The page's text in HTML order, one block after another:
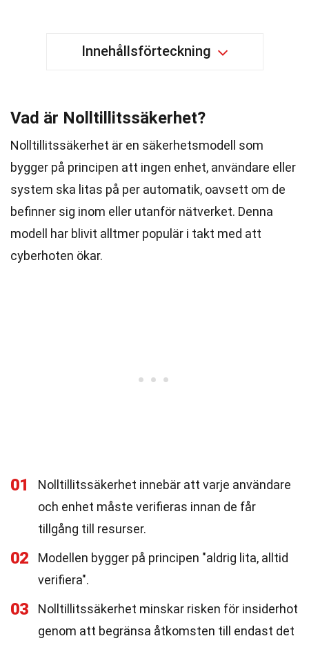
Innehållsförteckning
Vad är Nolltillitssäkerhet?
Nolltillitssäkerhet är en säkerhetsmodell som
bygger på principen att ingen enhet, användare eller
system ska litas på per automatik, oavsett om de
befinner sig inom eller utanför nätverket. Denna
modell har blivit alltmer populär i takt med att
cyberhoten ökar.
01
Nolltillitssäkerhet innebär att varje användare
och enhet måste verifieras innan de får
tillgång till resurser.
02
Modellen bygger på principen "aldrig lita, alltid
verifiera".
03
Nolltillitssäkerhet minskar risken för insiderhot
genom att begränsa åtkomsten till endast det